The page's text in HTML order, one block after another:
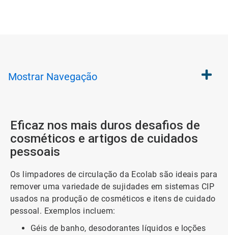
Mostrar Navegação
Eficaz nos mais duros desafios de
cosméticos e artigos de cuidados
pessoais
Os limpadores de circulação da Ecolab são ideais para
remover uma variedade de sujidades em sistemas CIP
usados ​​na produção de cosméticos e itens de cuidado
pessoal. Exemplos incluem:
Géis de banho, desodorantes líquidos e loções